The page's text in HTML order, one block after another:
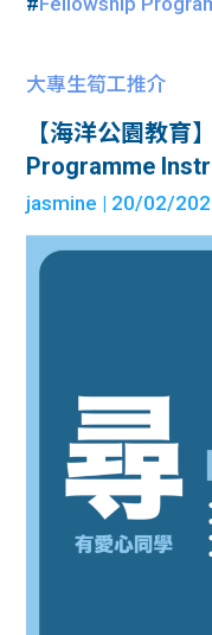
大專生筍工推介
【海洋公園教育
Programme
jasmine | 20/02/